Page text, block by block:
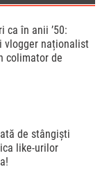
ca în anii ’50:
vlogger naționalist
colimator de
de stângişti
like-urilor